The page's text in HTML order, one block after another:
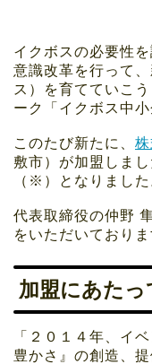
イクボスの必要性
意識改革を行って
ス）を育てていこ
ーク「イクボス中小
このたび新たに、
敷市）が加盟しま
（※）となりました
代表取締役の仲野
をいただいておりま
加盟にあたっ
「２０１４年、イ
豊かさ』の創造、